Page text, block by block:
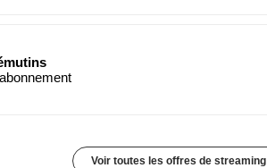
Voir toutes les offres de streaming